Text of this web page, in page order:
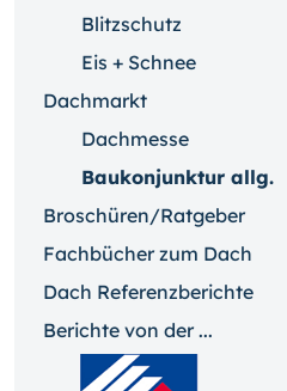
Blitzschutz
Eis + Schnee
Dachmarkt
Dachmesse
Baukonjunktur allg.
Broschüren/Ratgeber
Fachbücher zum Dach
Dach Referenzberichte
Berichte von der ...